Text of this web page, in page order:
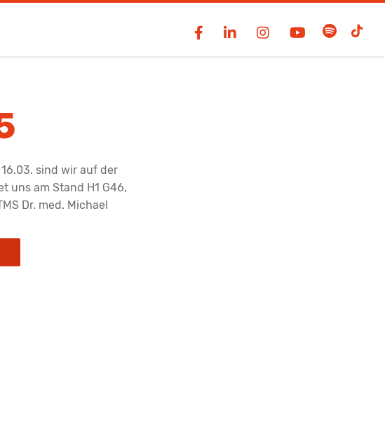
sind wir auf der
uns am Stand H1 G46,
Dr. med. Michael